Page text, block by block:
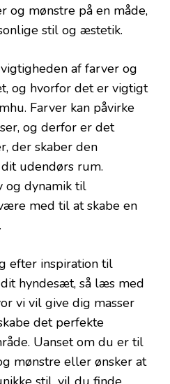
og mønstre på en måde,
stil og æstetik.
af farver og
og hvorfor det er vigtigt
Farver kan påvirke
og derfor er det
der skaber den
udendørs rum.
og dynamik til
med til at skabe en
efter inspiration til
hyndesæt, så læs med
vi vil give dig masser
det perfekte
Uanset om du er til
mønstre eller ønsker at